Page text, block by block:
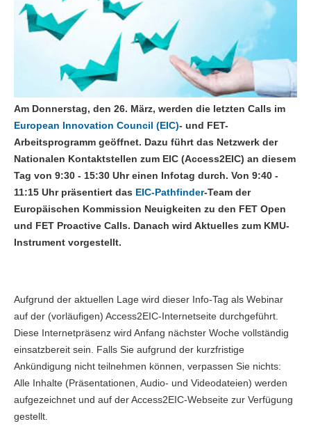
Am Donnerstag, den 26. März, werden die letzten Calls im
European Innovation Council (EIC)- und FET-
Arbeitsprogramm geöffnet. Dazu führt das Netzwerk der
Nationalen Kontaktstellen zum EIC (Access2EIC) an diesem
Tag von 9:30 - 15:30 Uhr einen Infotag durch. Von 9:40 -
11:15 Uhr präsentiert das EIC-Pathfinder-Team der
Europäischen Kommission Neuigkeiten zu den FET Open
und FET Proactive Calls. Danach wird Aktuelles zum KMU-
Instrument vorgestellt.
Aufgrund der aktuellen Lage wird dieser Info-Tag als Webinar
auf der (vorläufigen) Access2EIC-Internetseite durchgeführt.
Diese Internetpräsenz wird Anfang nächster Woche vollständig
einsatzbereit sein. Falls Sie aufgrund der kurzfristige
Ankündigung nicht teilnehmen können, verpassen Sie nichts:
Alle Inhalte (Präsentationen, Audio- und Videodateien) werden
aufgezeichnet und auf der Access2EIC-Webseite zur Verfügung
gestellt.